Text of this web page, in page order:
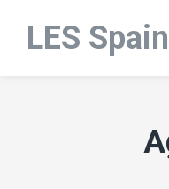
LES